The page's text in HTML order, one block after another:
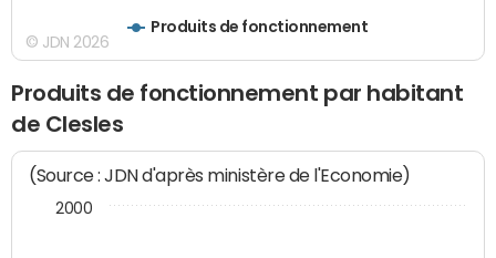
Produits de fonctionnement
© JDN 2026
Produits de fonctionnement par habitant
de Clesles
(Source : JDN d'après ministère de l'Economie)
2000